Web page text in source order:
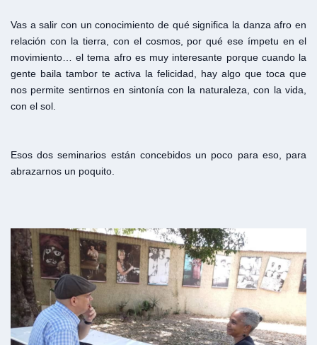
Vas a salir con un conocimiento de qué significa la danza afro en
relación con la tierra, con el cosmos, por qué ese ímpetu en el
movimiento… el tema afro es muy interesante porque cuando la
gente baila tambor te activa la felicidad, hay algo que toca que
nos permite sentirnos en sintonía con la naturaleza, con la vida,
con el sol.
Esos dos seminarios están concebidos un poco para eso, para
abrazarnos un poquito.